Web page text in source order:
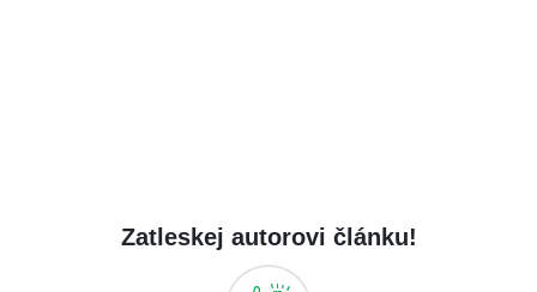
Zatleskej autorovi článku!